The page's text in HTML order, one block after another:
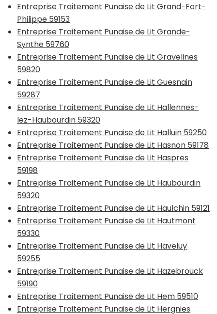
Entreprise Traitement Punaise de Lit Grand-Fort-
Philippe 59153
Entreprise Traitement Punaise de Lit Grande-
Synthe 59760
Entreprise Traitement Punaise de Lit Gravelines
59820
Entreprise Traitement Punaise de Lit Guesnain
59287
Entreprise Traitement Punaise de Lit Hallennes-
lez-Haubourdin 59320
Entreprise Traitement Punaise de Lit Halluin 59250
Entreprise Traitement Punaise de Lit Hasnon 59178
Entreprise Traitement Punaise de Lit Haspres
59198
Entreprise Traitement Punaise de Lit Haubourdin
59320
Entreprise Traitement Punaise de Lit Haulchin 59121
Entreprise Traitement Punaise de Lit Hautmont
59330
Entreprise Traitement Punaise de Lit Haveluy
59255
Entreprise Traitement Punaise de Lit Hazebrouck
59190
Entreprise Traitement Punaise de Lit Hem 59510
Entreprise Traitement Punaise de Lit Hergnies